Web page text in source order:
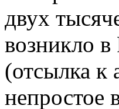
двух
возникло
(отсылка к
непростое